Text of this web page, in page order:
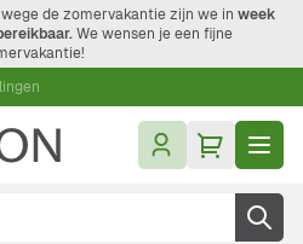
de zomervakantie zijn we in week
We wensen je een fijne